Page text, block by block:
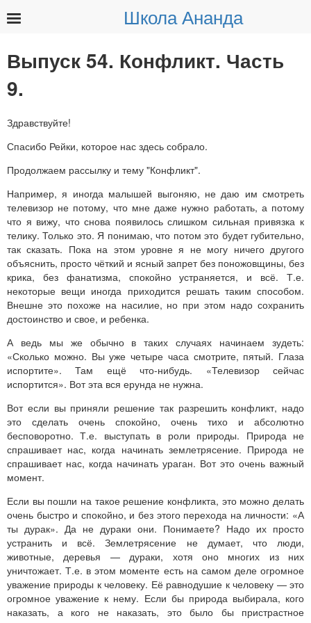
Школа Ананда
Выпуск 54. Конфликт. Часть
9.
Здравствуйте!
Спасибо Рейки, которое нас здесь собрало.
Продолжаем рассылку и тему "Конфликт".
Например, я иногда малышей выгоняю, не даю им смотреть
телевизор не потому, что мне даже нужно работать, а потому
что я вижу, что снова появилось слишком сильная привязка к
телику. Только это. Я понимаю, что потом это будет губительно,
так сказать. Пока на этом уровне я не могу ничего другого
объяснить, просто чёткий и ясный запрет без поножовщины, без
крика, без фанатизма, спокойно устраняется, и всё. Т.е.
некоторые вещи иногда приходится решать таким способом.
Внешне это похоже на насилие, но при этом надо сохранить
достоинство и свое, и ребенка.
А ведь мы же обычно в таких случаях начинаем зудеть:
«Сколько можно. Вы уже четыре часа смотрите, пятый. Глаза
испортите». Там ещё что-нибудь. «Телевизор сейчас
испортится». Вот эта вся ерунда не нужна.
Вот если вы приняли решение так разрешить конфликт, надо
это сделать очень спокойно, очень тихо и абсолютно
бесповоротно. Т.е. выступать в роли природы. Природа не
спрашивает нас, когда начинать землетрясение. Природа не
спрашивает нас, когда начинать ураган. Вот это очень важный
момент.
Если вы пошли на такое решение конфликта, это можно делать
очень быстро и спокойно, и без этого перехода на личности: «А
ты дурак». Да не дураки они. Понимаете? Надо их просто
устранить и всё. Землетрясение не думает, что люди,
животные, деревья — дураки, хотя оно многих из них
уничтожает. Т.е. в этом моменте есть на самом деле огромное
уважение природы к человеку. Её равнодушие к человеку — это
огромное уважение к нему. Если бы природа выбирала, кого
наказать, а кого не наказать, это было бы пристрастное